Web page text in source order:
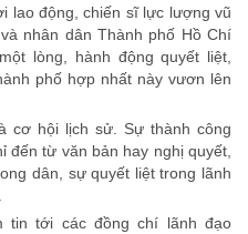
lao động, chiến sĩ lực lượng vũ
nhân dân Thành phố Hồ Chí
lòng, hành động quyết liệt,
phố hợp nhất này vươn lên
cơ hội lịch sử. Sự thành công
đến từ văn bản hay nghị quyết,
dân, sự quyết liệt trong lãnh
tin tới các đồng chí lãnh đạo